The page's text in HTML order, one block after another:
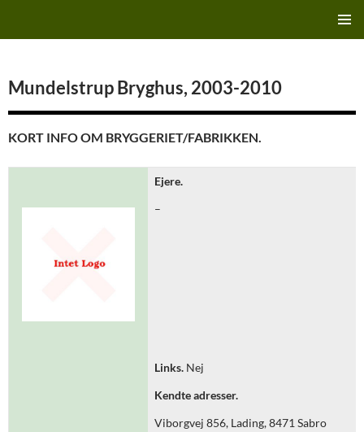
Mundelstrup Bryghus, 2003-2010
KORT INFO OM BRYGGERIET/FABRIKKEN.
Ejere.
–
Links. Nej
Kendte adresser.
Viborgvej 856, Lading, 8471 Sabro